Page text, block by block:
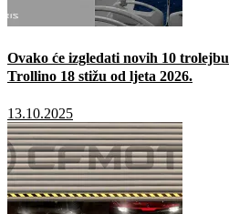
Ovako će izgledati novih 10
Trollino 18 stižu od ljeta 2026.
13.10.2025